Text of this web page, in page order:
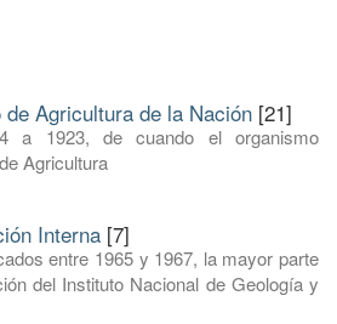
Agricultura de la Nación [21]
a 1923, de cuando el organismo
Agricultura
Interna [7]
entre 1965 y 1967, la mayor parte
del Instituto Nacional de Geología y